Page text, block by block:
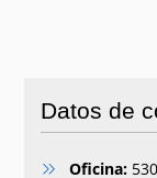
Datos de
Oficina: